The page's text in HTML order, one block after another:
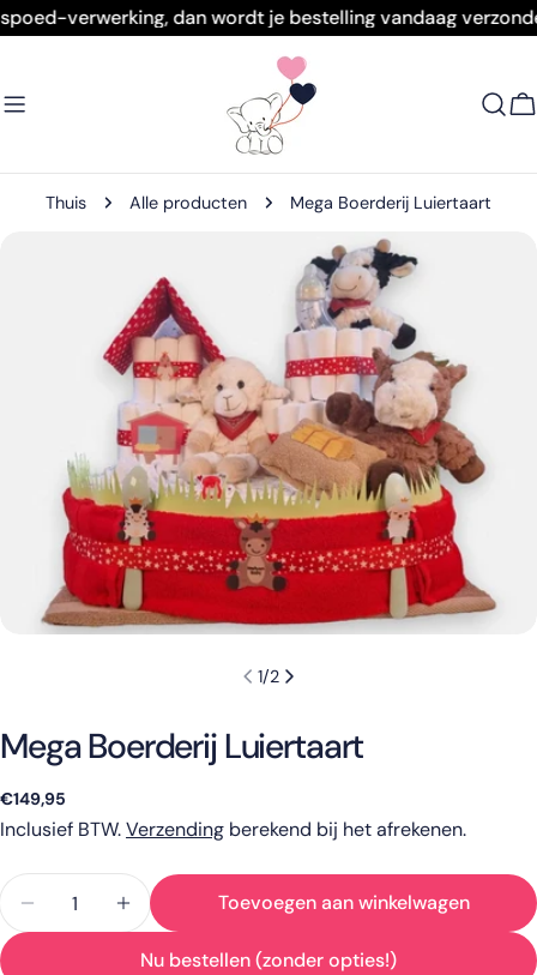
Doorgaan
verwerking, dan wordt je bestelling vandaag
Thuis Alle producten Mega Boerderij Luiertaart
productinformatie
media 0 in modaal
1/2
Mega Boerderij Luiertaart
Normale
prijs
€149,95
Inclusief BTW.Verzending berekend bij het afrekenen.
Aantal verlagen voor Mega Boerderij Luiertaart
Verhoog het aantal voor Mega
Toevoegen aan winkelwagen
Nu bestellen (zonder opties!)